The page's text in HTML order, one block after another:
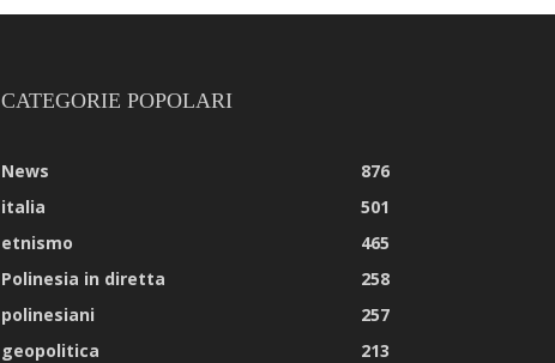
CATEGORIE POPOLARI
News
876
italia
501
etnismo
465
Polinesia in diretta
258
polinesiani
257
geopolitica
213